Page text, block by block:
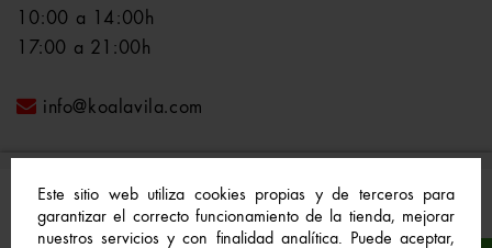
Este sitio web utiliza cookies propias y de terceros para
garantizar el correcto funcionamiento de la tienda, mejorar
nuestros servicios y con finalidad analítica. Puede aceptar,
10:00 a 14:00h
17:00 a 21:00h
info@koalavila.com